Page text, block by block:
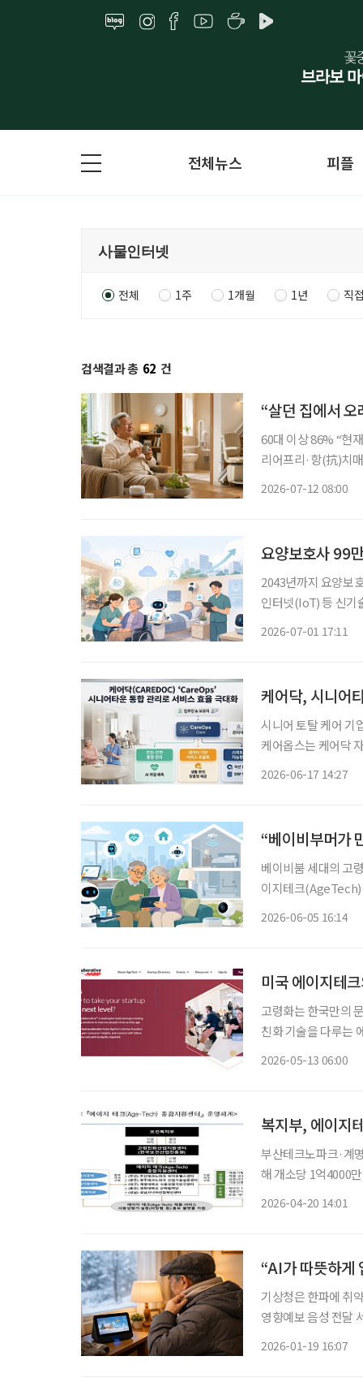
전체뉴스 피플
전체 1주 1개월 1년 직
검색결과 총 62 건
“살던 집에서
60대 이상 86% “현
리어프리·항(抗)치매 설계까지 살던 곳에서 안전하고 편안
2026-07-12 08:00
요양보호사 99
2043년까지 요양보
인터넷(IoT) 등 신기술
2026-07-01 17:11
케어닥, 시니어
시니어 토탈 케어 기
케어옵스는 케어닥
2026-06-17 14:27
“베이비부머가
베이비붐 세대의 고
이지테크(AgeTech) 산업이
2026-06-05 16:14
미국 에이지테
고령화는 한국만의
친화 기술을 다루는 에이지
2026-05-13 06:00
복지부, 에이지
부산테크노파크·계
해 개소당 1억4000만원
2026-04-20 14:01
“AI가 따뜻하게
기상청은 한파에 취
영향예보 음성 전달 서비
2026-01-19 16:07